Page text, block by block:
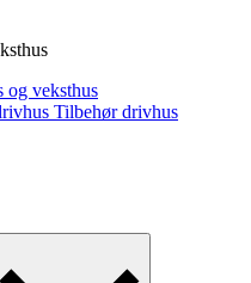
og veksthus
Tilbehør drivhus